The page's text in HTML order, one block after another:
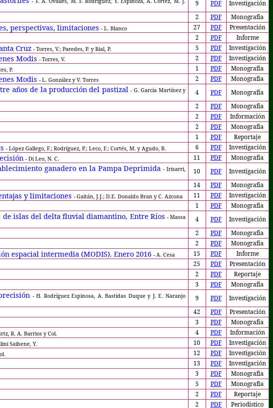
9 PDF
Investigación
2 PDF
Monografía
perspectivas, limitaciones- L. Blanco 27 PDF
Presentación
2 PDF
Informe
Cruz- Torres, V.; Paredes, P. y Rial, P. 5 PDF
Investigación
Modis- Torres, V. 2 PDF
Investigación
P. 1 PDF
Monografía
Modis- L. González y V. Torres 2 PDF
Monografía
años de la producción del pastizal- G. García Martínez y
4 PDF
Monografía
2 PDF
Monografía
2 PDF
Información
2 PDF
Monografía
1 PDF
Reportaje
- López Gallego, F.; Rodríguez, P.; Leco, F.; Cortés, M. y Agudo, B. 6 PDF
Investigación
- Di Leo, N. C. 11 PDF
Monografía
ganadero en la Pampa Deprimida- Irisarri,
10 PDF
Investigación
14 PDF
Monografía
y limitaciones- Gaitán, J.J.; D.E. Donaldo Bran y C. Azcona 11 PDF
Investigación
1 PDF
Monografía
islas del delta fluvial diamantino, Entre Ríos - Massa
4 PDF
Investigación
2 PDF
Monografía
2 PDF
Monografía
espacial intermedia (MODIS). Enero 2016- A. Cesa 15 PDF
Informe
25 PDF
Presentación
2 PDF
Reportaje
3 PDF
Monografía
- H. Rodríguez Espinosa, A. Bastidas Duque y J. E. Naranjo
9 PDF
Investigación
42 PDF
Presentación
3 PDF
Monografía
R. A. Barrios y Col. 4 PDF
Información
Saibene, Y. 10 PDF
Investigación
12 PDF
Investigación
13 PDF
Investigación
3 PDF
Monografía
5 PDF
Monografía
2 PDF
Reportaje
2 PDF Periodístico